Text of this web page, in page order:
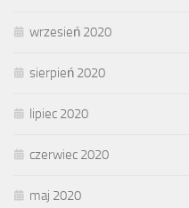
wrzesień 2020
sierpień 2020
lipiec 2020
czerwiec 2020
maj 2020